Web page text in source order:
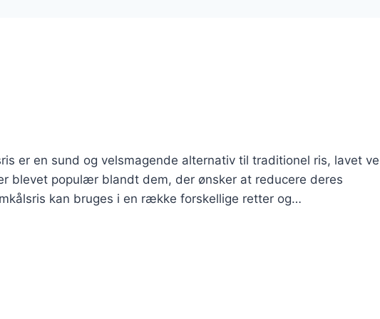
er en sund og velsmagende alternativ til traditionel ris, lavet
blevet populær blandt dem, der ønsker at reducere deres
kan bruges i en række forskellige retter og…